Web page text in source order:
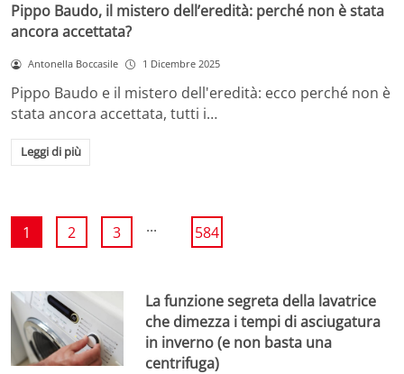
Pippo Baudo, il mistero dell’eredità: perché non è stata
ancora accettata?
Antonella Boccasile 1 Dicembre 2025
Pippo Baudo e il mistero dell'eredità: ecco perché non è
stata ancora accettata, tutti i…
Leggi di più
1 2 3 ... 584
La funzione segreta della lavatrice
che dimezza i tempi di asciugatura
in inverno (e non basta una
centrifuga)